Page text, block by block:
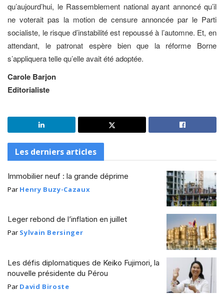
qu’aujourd’hui, le Rassemblement national ayant annoncé qu’il
ne voterait pas la motion de censure annoncée par le Parti
socialiste, le risque d’instabilité est repoussé à l’automne. Et, en
attendant, le patronat espère bien que la réforme Borne
s’appliquera telle qu’elle avait été adoptée.
Carole Barjon
Editorialiste
Les derniers articles
Immobilier neuf : la grande déprime
Par Henry Buzy-Cazaux
Leger rebond de l’inflation en juillet
Par Sylvain Bersinger
Les défis diplomatiques de Keiko Fujimori, la
nouvelle présidente du Pérou
Par David Biroste